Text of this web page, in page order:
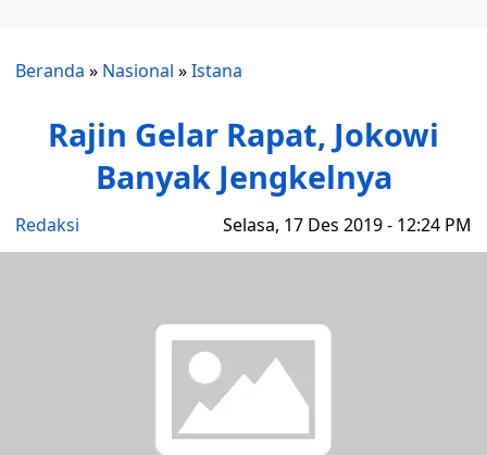
Beranda » Nasional »Istana
Rajin Gelar Rapat, Jokowi
Banyak Jengkelnya
Redaksi Selasa, 17 Des 2019 - 12:24 PM